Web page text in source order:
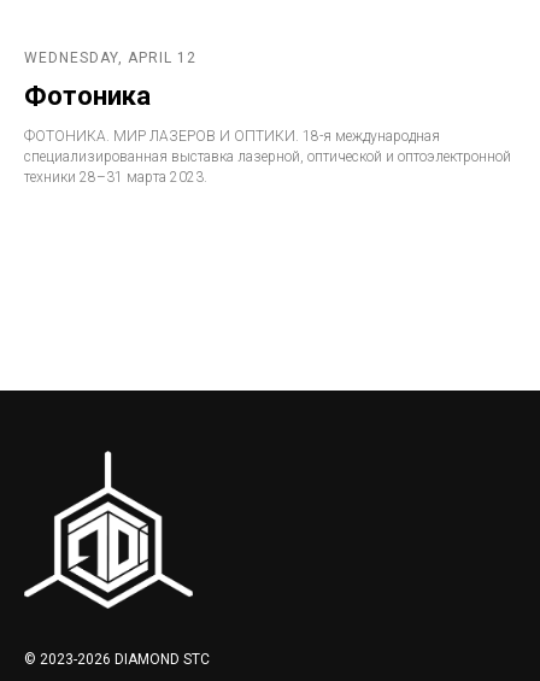
WEDNESDAY, APRIL 12
Фотоника
ФОТОНИКА. МИР ЛАЗЕРОВ И ОПТИКИ. 18-я международная
специализированная выставка лазерной, оптической и оптоэлектронной
техники 28–31 марта 2023.
© 2023-2026 DIAMOND STC